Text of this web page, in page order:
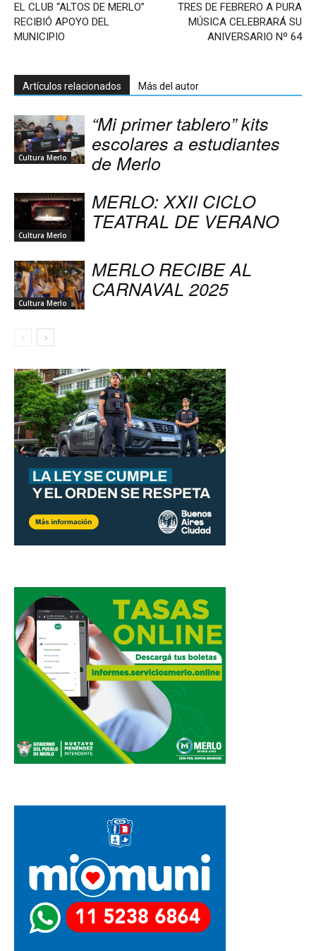
EL CLUB “ALTOS DE MERLO”
RECIBIÓ APOYO DEL
MUNICIPIO
TRES DE FEBRERO A PURA
MÚSICA CELEBRARÁ SU
ANIVERSARIO Nº 64
Artículos relacionados Más del autor
Cultura Merlo
“Mi primer tablero” kits
escolares a estudiantes
de Merlo
Cultura Merlo
MERLO: XXII CICLO
TEATRAL DE VERANO
Cultura Merlo
MERLO RECIBE AL
CARNAVAL 2025